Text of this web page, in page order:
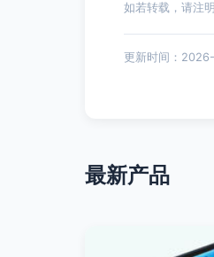
如若转载，请注
更新时间：
最新产品